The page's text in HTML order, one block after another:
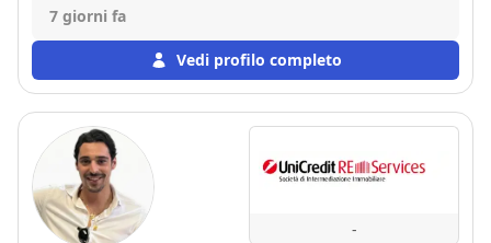
Pienamente soddisfatta.
7 giorni fa
Vedi profilo completo
-